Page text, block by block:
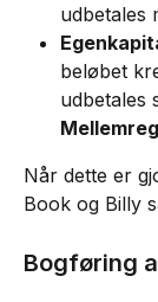
udbetales
beløbet
udbetales
Når dette er
Book og Billy
Bogføring